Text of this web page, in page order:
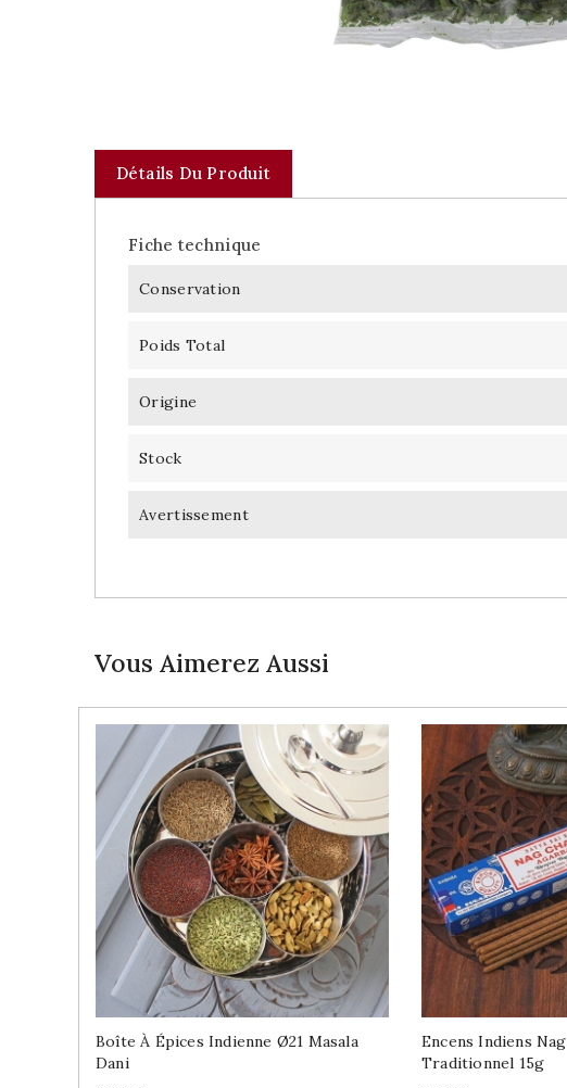
Détails Du Produit
Fiche technique
Conservation
Poids Total
Origine
Stock
Avertissement
Vous Aimerez Aussi
Boîte À Épices Indienne Ø21 Masala
Dani
Encens Indiens
Traditionnel 15g